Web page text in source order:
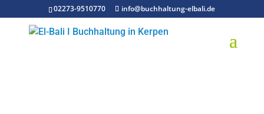
02273-9510770 info@buchhaltung-elbali.de